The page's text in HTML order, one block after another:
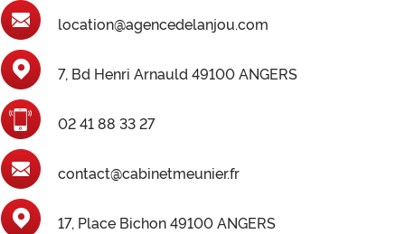
location@agencedelanjou.com
7, Bd Henri Arnauld 49100 ANGERS
02 41 88 33 27
contact@cabinetmeunier.fr
17, Place Bichon 49100 ANGERS